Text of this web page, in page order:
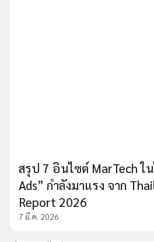
สรุป 7 อินไซต์ MarTech ใ
Ads” กำลังมาแรง จาก
Report 2026
7 มี.ค. 2026